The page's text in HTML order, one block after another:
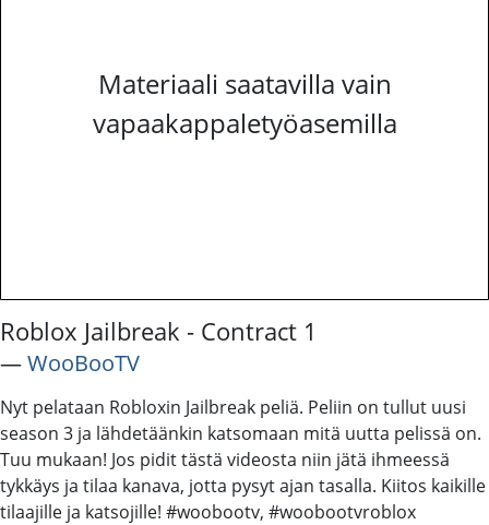
Materiaali saatavilla vain
vapaakappaletyöasemilla
Roblox Jailbreak - Contract 1
―WooBooTV
Nyt pelataan Robloxin Jailbreak peliä. Peliin on tullut uusi
season 3 ja lähdetäänkin katsomaan mitä uutta pelissä on.
Tuu mukaan! Jos pidit tästä videosta niin jätä ihmeessä
tykkäys ja tilaa kanava, jotta pysyt ajan tasalla. Kiitos kaikille
tilaajille ja katsojille! #woobootv, #woobootvroblox